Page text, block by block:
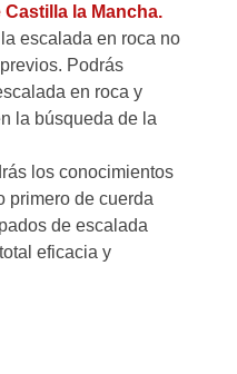
la Mancha.
escalada en roca no
Podrás
en roca y
la búsqueda de la
los conocimientos
primero de cuerda
de escalada
eficacia y